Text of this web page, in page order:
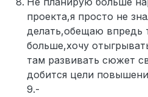
проекта,я просто не
делать,обещаю впредь
больше,хочу
там развивать сюжет
добится цели
9.-